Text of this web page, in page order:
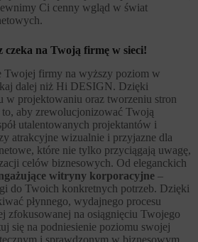
Ci cenny wgląd w świat
czeka na Twoją firmę w sieci!
Twojej firmy na wyższy poziom w
dalej niż Hi DESIGN. Dzięki
w projektowaniu oraz tworzeniu stron
aby zrewolucjonizować Twoją
utalentowanych projektantów i
atrakcyjne wizualnie i przyjazne dla
które nie tylko przyciągają uwagę,
celów biznesowych. Od eleganckich
witryny korporacyjne –
do Twoich konkretnych potrzeb. Dzięki
płynnego, wydajnego procesu
zfokusowanej na osiągnięciu Twojego
się na podniesienie poziomu swojej
i sprawdzonym w biznesowym